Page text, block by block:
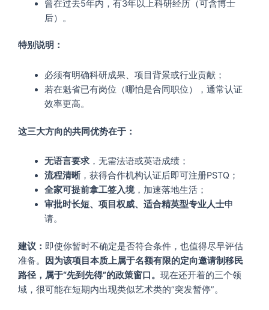
曾在过去5年内，有3年以上科研经历（可含博士
后）。
特别说明：
必须有明确科研成果、项目背景或行业贡献；
若在魁省已有岗位（哪怕是合同职位），通常认证
效率更高。
这三大方向的共同优势在于：
无语言要求，无需法语或英语成绩；
流程清晰，获得合作机构认证后即可注册PSTQ；
全家可提前拿工签入境，加速落地生活；
审批时长短、项目权威、适合精英型专业人士申
请。
建议： 即使你暂时不确定是否符合条件，也值得尽早评估
准备。
因为该项目本质上属于名额有限的定向邀请制移民
路径，属于“先到先得”的政策窗口。 现在还开着的三个领
域，很可能在短期内出现类似艺术类的“突发暂停”。